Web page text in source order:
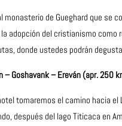
monasterio de Gueghard que se
adopción del cristianismo como
donde ustedes podrán
– Goshavank – Ereván (apr. 250
tomaremos el camino hacia
después del lago Titicaca en